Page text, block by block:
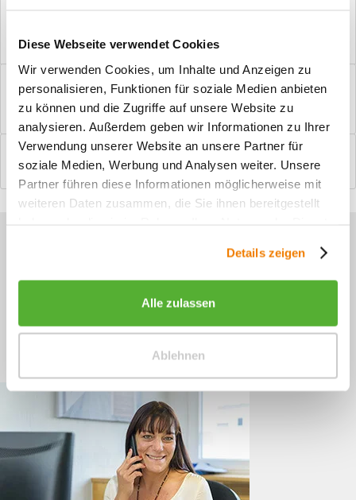
Diese Webseite verwendet Cookies
Wir verwenden Cookies, um Inhalte und Anzeigen zu
personalisieren, Funktionen für soziale Medien anbieten
zu können und die Zugriffe auf unsere Website zu
analysieren. Außerdem geben wir Informationen zu Ihrer
Verwendung unserer Website an unsere Partner für
soziale Medien, Werbung und Analysen weiter. Unsere
Partner führen diese Informationen möglicherweise mit
weiteren Daten zusammen, die Sie ihnen bereitgestellt
Details zeigen
Alle zulassen
Ablehnen
Windfangelemente online am Bildschirm konfigurieren und
einbaufertig bestellen. In wenigen...
Bewertungen
0
Bewertungen lesen, schreiben und diskutieren...mehr
Sie haben Fragen zu unseren
+49 (0)4244 965 34 04
Mo - Do, 09:00 - 16:00 Uhr
und Fr, 09:00 - 13:00 Uhr